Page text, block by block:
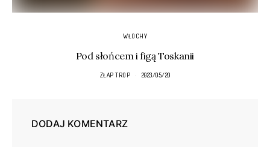
WŁOCHY
Pod słońcem i figą Toskanii
ZŁAP TROP 2023/05/20
DODAJ KOMENTARZ